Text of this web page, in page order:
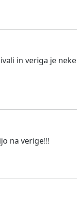
in veriga je neke
na verige!!!